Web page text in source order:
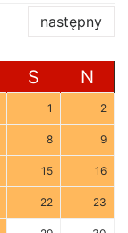
następny
S N
1 2
8 9
15 16
22 23